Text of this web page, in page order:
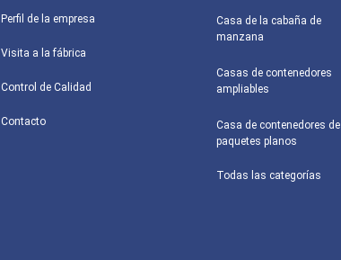
Perfil de la empresa
Visita a la fábrica
Control de Calidad
Contacto
Casa de la cabaña de
manzana
Casas de contenedores
ampliables
Casa de contenedores de
paquetes planos
Todas las categorías